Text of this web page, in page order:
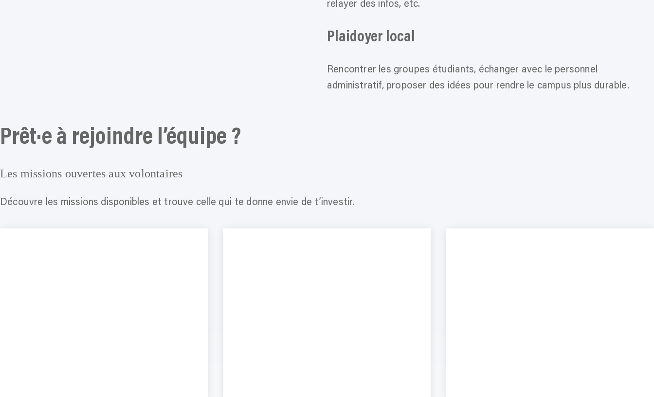
relayer des infos, etc.
Plaidoyer local
Rencontrer les groupes étudiants, échanger avec le personnel
administratif, proposer des idées pour rendre le campus plus durable.
Prêt·e à rejoindre l’équipe ?
Les missions ouvertes aux volontaires
Découvre les missions disponibles et trouve celle qui te donne envie de t’investir.